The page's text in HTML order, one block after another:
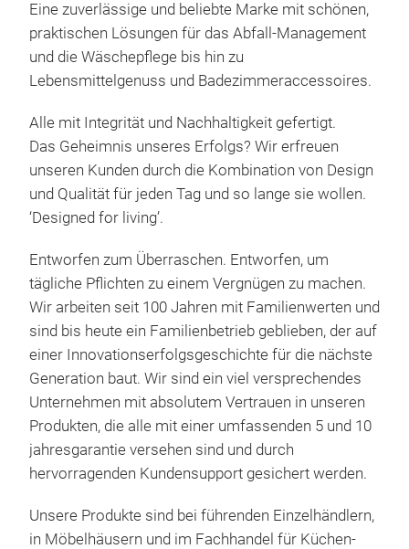
Eine zuverlässige und beliebte Marke mit schönen,
praktischen Lösungen für das Abfall-Management
und die Wäschepflege bis hin zu
Lebensmittelgenuss und Badezimmeraccessoires.
Alle mit Integrität und Nachhaltigkeit gefertigt.
Das Geheimnis unseres Erfolgs? Wir erfreuen
unseren Kunden durch die Kombination von Design
und Qualität für jeden Tag und so lange sie wollen.
‘Designed for living’.
Entworfen zum Überraschen. Entworfen, um
tägliche Pflichten zu einem Vergnügen zu machen.
Wir arbeiten seit 100 Jahren mit Familienwerten und
sind bis heute ein Familienbetrieb geblieben, der auf
einer Innovationserfolgsgeschichte für die nächste
Generation baut. Wir sind ein viel versprechendes
Unternehmen mit absolutem Vertrauen in unseren
Produkten, die alle mit einer umfassenden 5 und 10
jahresgarantie versehen sind und durch
hervorragenden Kundensupport gesichert werden.
Unsere Produkte sind bei führenden Einzelhändlern,
in Möbelhäusern und im Fachhandel für Küchen-